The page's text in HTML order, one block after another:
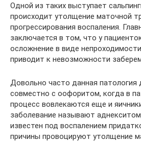
Одной из таких выступает
происходит утолщение маточной
прогрессирования воспаления.
заключается в том, что у
осложнение в виде
приводит к невозможности
Довольно часто данная патология
совместно с оофоритом, когда в
процесс вовлекаются еще и
заболевание называют
известен под воспалением
причины провоцируют утолщение